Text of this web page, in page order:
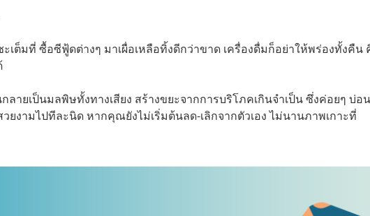
เต็มที่ ซื้อซีฟู้ดต่างๆ มาเผื่อเหลือทิ้งดีกว่าขาด เครื่องดื่มก็อย่าให้พร่องทั้งคืน
ายเป็นมลพิษทั้งทางเสียง สร้างขยะจากการบริโภคเกินจำเป็น ซึ่งค่อยๆ บ่อน
ยงามไปทีละนิด หากคุณยังไม่เริ่มต้นลด-เลิกจากตัวเอง ไม่นานภาพเกาะที่